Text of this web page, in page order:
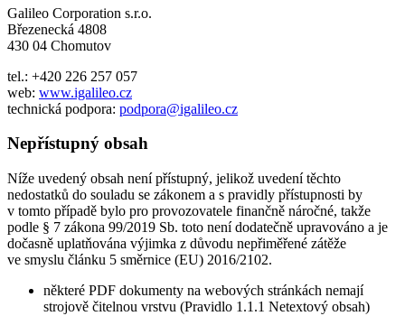
Galileo Corporation s.r.o.
Březenecká 4808
430 04 Chomutov
tel.: +420 226 257 057
web: www.igalileo.cz
technická podpora: podpora@igalileo.cz
Nepřístupný obsah
Níže uvedený obsah není přístupný, jelikož uvedení těchto
nedostatků do souladu se zákonem a s pravidly přístupnosti by
v tomto případě bylo pro provozovatele finančně náročné, takže
podle § 7 zákona 99/2019 Sb. toto není dodatečně upravováno a je
dočasně uplatňována výjimka z důvodu nepřiměřené zátěže
ve smyslu článku 5 směrnice (EU) 2016/2102.
některé PDF dokumenty na webových stránkách nemají
strojově čitelnou vrstvu (Pravidlo 1.1.1 Netextový obsah)